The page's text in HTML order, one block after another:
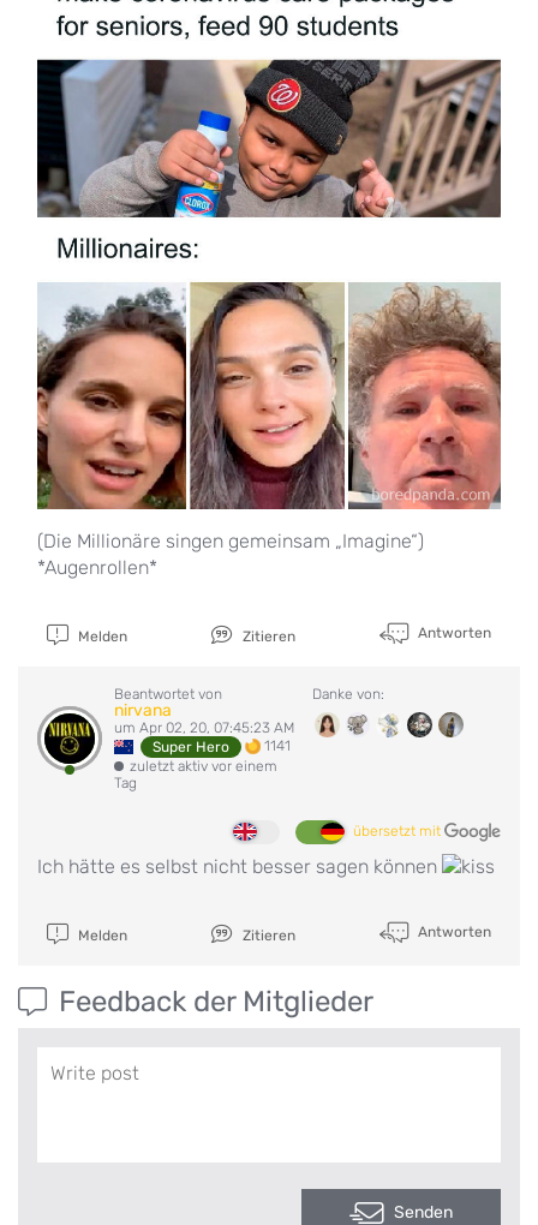
(Die Millionäre singen gemeinsam „Imagine“)
*Augenrollen*
Melden Zitieren Antworten
Beantwortet von
nirvana
um Apr 02, 20, 07:45:23 AM
Super Hero
1141
zuletzt aktiv vor einem
Tag
Danke von:
übersetzt mit
Ich hätte es selbst nicht besser sagen können
Melden Zitieren Antworten
Feedback der Mitglieder
Senden